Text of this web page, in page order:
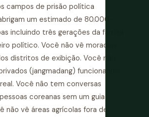
campos de prisão política
um estimado de 80.000–
incluindo três gerações da família
político. Você não vê moradias
distritos de exibição. Você não
(jangmadang) funcionando
Você não tem conversas
coreanas sem um guia
não vê áreas agrícolas fora de